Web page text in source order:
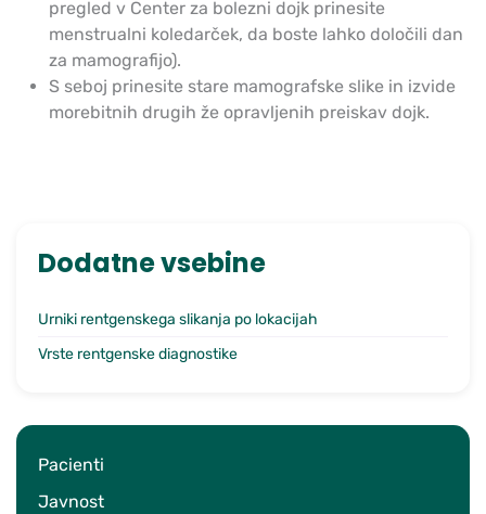
Dodatne vsebine
Urniki rentgenskega slikanja po lokacijah
Vrste rentgenske diagnostike
Pacienti
Javnost
pregled v Center za bolezni dojk prinesite
menstrualni koledarček, da boste lahko določili dan
za mamografijo).
S seboj prinesite stare mamografske slike in izvide
morebitnih drugih že opravljenih preiskav dojk.